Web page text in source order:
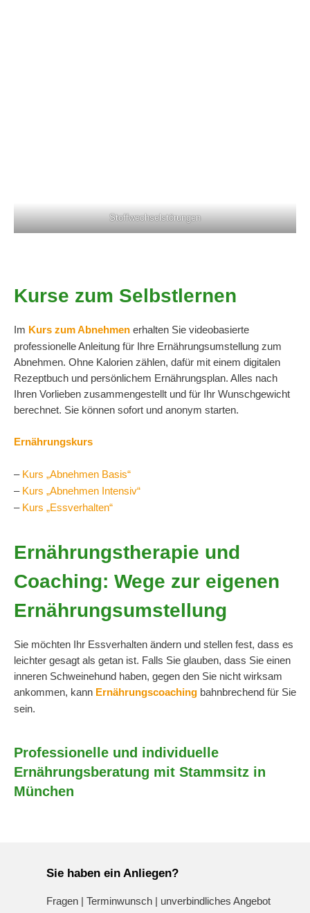
Stoffwechselstörungen
Kurse zum Selbstlernen
Im Kurs zum Abnehmen erhalten Sie videobasierte
professionelle Anleitung für Ihre Ernährungsumstellung zum
Abnehmen. Ohne Kalorien zählen, dafür mit einem digitalen
Rezeptbuch und persönlichem Ernährungsplan. Alles nach
Ihren Vorlieben zusammengestellt und für Ihr Wunschgewicht
berechnet. Sie können sofort und anonym starten.
Ernährungskurs
– Kurs „Abnehmen Basis“
– Kurs „Abnehmen Intensiv“
– Kurs „Essverhalten“
Ernährungstherapie und
Coaching: Wege zur eigenen
Ernährungsumstellung
Sie möchten Ihr Essverhalten ändern und stellen fest, dass es
leichter gesagt als getan ist. Falls Sie glauben, dass Sie einen
inneren Schweinehund haben, gegen den Sie nicht wirksam
ankommen, kann Ernährungscoaching bahnbrechend für Sie
sein.
Professionelle und individuelle
Ernährungsberatung mit Stammsitz in
München
Sie haben ein Anliegen?
Fragen | Terminwunsch | unverbindliches Angebot